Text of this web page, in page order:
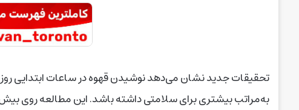
تحقیقات جدید نشان می‌دهد نوشیدن قهوه در ساعات ابتدایی